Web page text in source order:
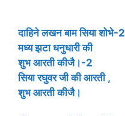
दाहिने लखन बाम सिया शोभे-2
मध्य झटा धनुधारी की
शुभ आरती कीजै।-2
सिया रघुवर जी की आरती ,
शुभ आरती कीजै।